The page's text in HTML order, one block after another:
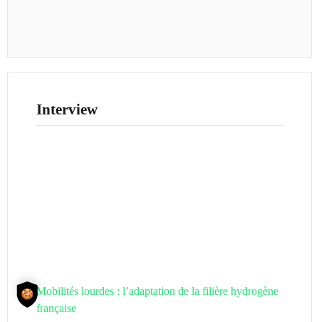
Interview
Mobilités lourdes : l’adaptation de la filière hydrogène
française